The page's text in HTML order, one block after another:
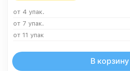
от 4 упак.
от 7 упак.
от 11 упак
В корзину